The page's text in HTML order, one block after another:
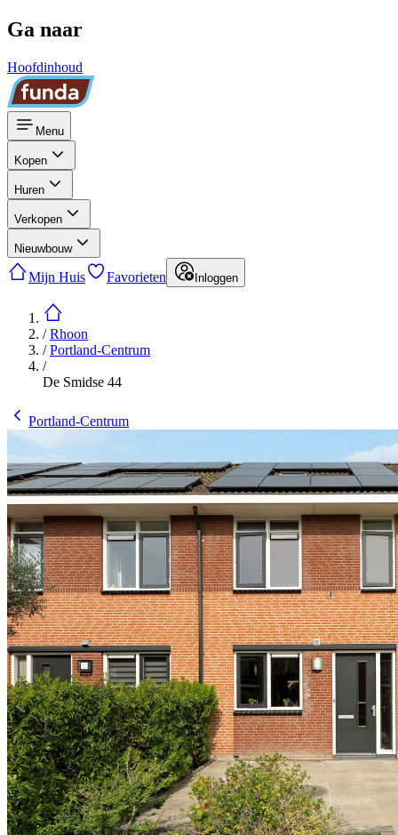
Ga naar
Hoofdinhoud
Menu
Kopen
Huren
Verkopen
Nieuwbouw
Mijn Huis Favorieten Inloggen
/Rhoon
/Portland-Centrum
/
De Smidse 44
Portland-Centrum